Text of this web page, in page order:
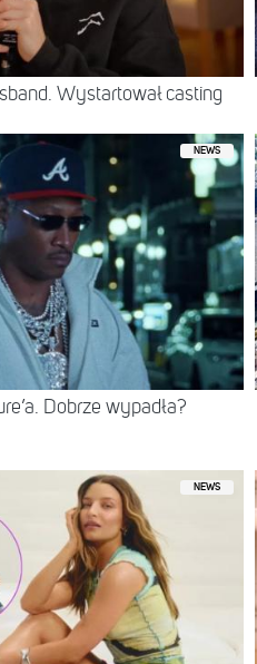
Wystartował casting
NEWS
Dobrze wypadła?
NEWS